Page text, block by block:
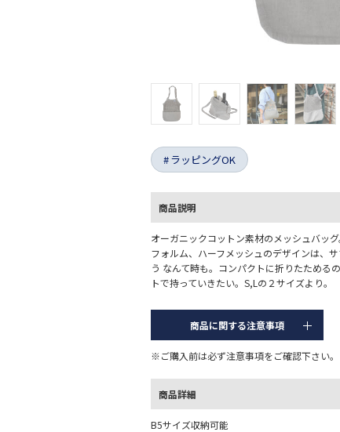
ラッピングOK
商品説明
オーガニックコットン素材のメッシュバッ
フォルム、ハーフメッシュのデザインは、
う なんて時も。コンパクトに折りたためる
トで持っていきたい。S,Lの２サイズより。
商品に関する注意事項
※ご購入前は必ず注意事項をご確認下さい。
商品詳細
B5サイズ収納可能